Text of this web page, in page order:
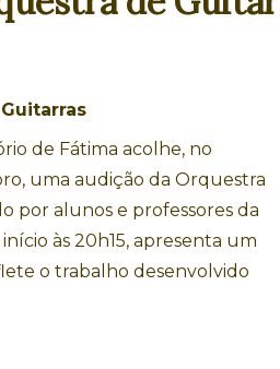
de Fátima acolhe, no
, uma audição da Orquestra
por alunos e professores da
às 20h15, apresenta um
o trabalho desenvolvido